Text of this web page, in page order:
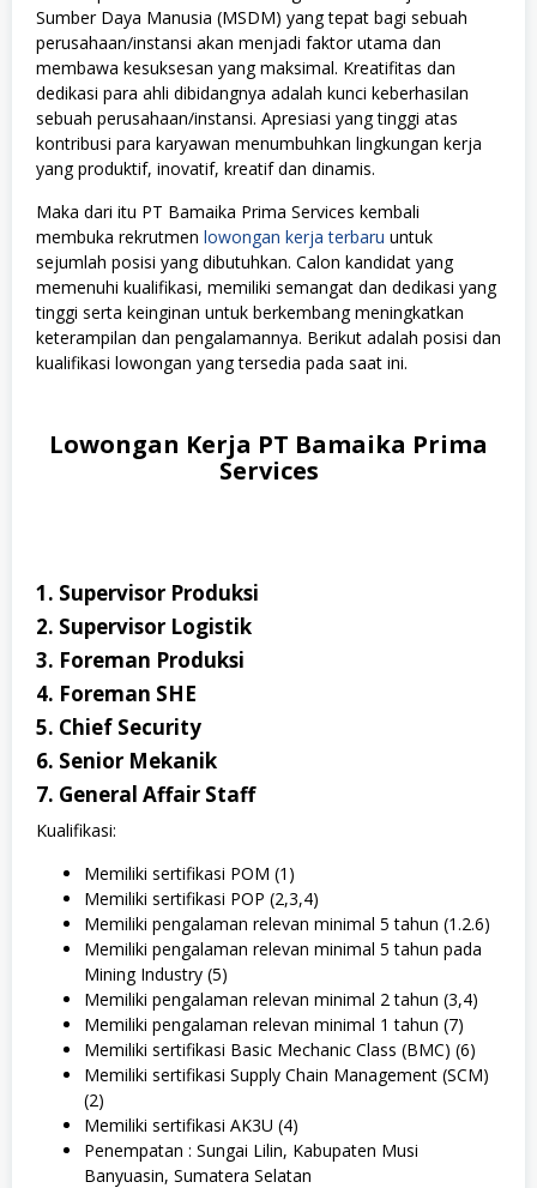
Sumber Daya Manusia (MSDM) yang tepat bagi sebuah
perusahaan/instansi akan menjadi faktor utama dan
membawa kesuksesan yang maksimal. Kreatifitas dan
dedikasi para ahli dibidangnya adalah kunci keberhasilan
sebuah perusahaan/instansi. Apresiasi yang tinggi atas
kontribusi para karyawan menumbuhkan lingkungan kerja
yang produktif, inovatif, kreatif dan dinamis.
Maka dari itu PT Bamaika Prima Services kembali
membuka rekrutmen lowongan kerja terbaru untuk
sejumlah posisi yang dibutuhkan. Calon kandidat yang
memenuhi kualifikasi, memiliki semangat dan dedikasi yang
tinggi serta keinginan untuk berkembang meningkatkan
keterampilan dan pengalamannya. Berikut adalah posisi dan
kualifikasi lowongan yang tersedia pada saat ini.
Lowongan Kerja PT Bamaika Prima
Services
1. Supervisor Produksi
2. Supervisor Logistik
3. Foreman Produksi
4. Foreman SHE
5. Chief Security
6. Senior Mekanik
7. General Affair Staff
Kualifikasi:
Memiliki sertifikasi POM (1)
Memiliki sertifikasi POP (2,3,4)
Memiliki pengalaman relevan minimal 5 tahun (1.2.6)
Memiliki pengalaman relevan minimal 5 tahun pada
Mining Industry (5)
Memiliki pengalaman relevan minimal 2 tahun (3,4)
Memiliki pengalaman relevan minimal 1 tahun (7)
Memiliki sertifikasi Basic Mechanic Class (BMC) (6)
Memiliki sertifikasi Supply Chain Management (SCM)
(2)
Memiliki sertifikasi AK3U (4)
Penempatan : Sungai Lilin, Kabupaten Musi
Banyuasin, Sumatera Selatan